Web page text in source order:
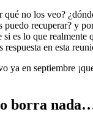
no los veo?
puedo recuperar? y
es lo que realmente
respuesta en esta
ya en septiembre
borra